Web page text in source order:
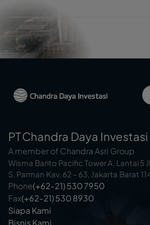
PT Chandra Daya Investasi
A member of Chandra Asri Group
Wisma Barito Pacific Tower A, Lantai 5
S. Parman Kav. 62 – 63, Jakarta Barat
Phone(+62‑21) 530 7950
Fax(+62‑21) 530 8930
Siapa Kami